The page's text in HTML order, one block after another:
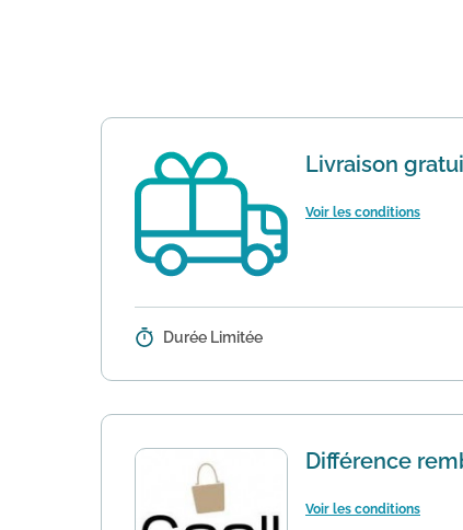
Livraison
Voir les conditions
Détails : Dès 40€ d'achat sur le site de
Durée Limitée
Différence
Voir les conditions